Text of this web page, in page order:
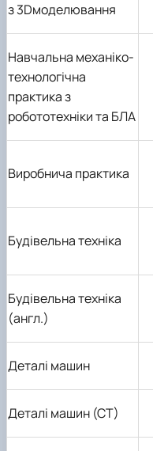
з 3Dмоделювання
Навчальна механіко-
технологічна
практика з
робототехніки та БЛА
Виробнича практика
Будівельна техніка
Будівельна техніка
(англ.)
Деталі машин
Деталі машин (СТ)